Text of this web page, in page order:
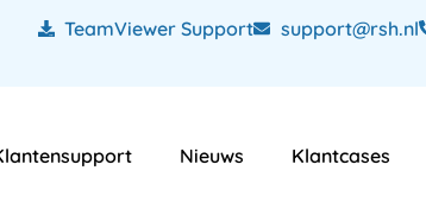
TeamViewer Support support@rsh.nl
Nieuws Klantcases